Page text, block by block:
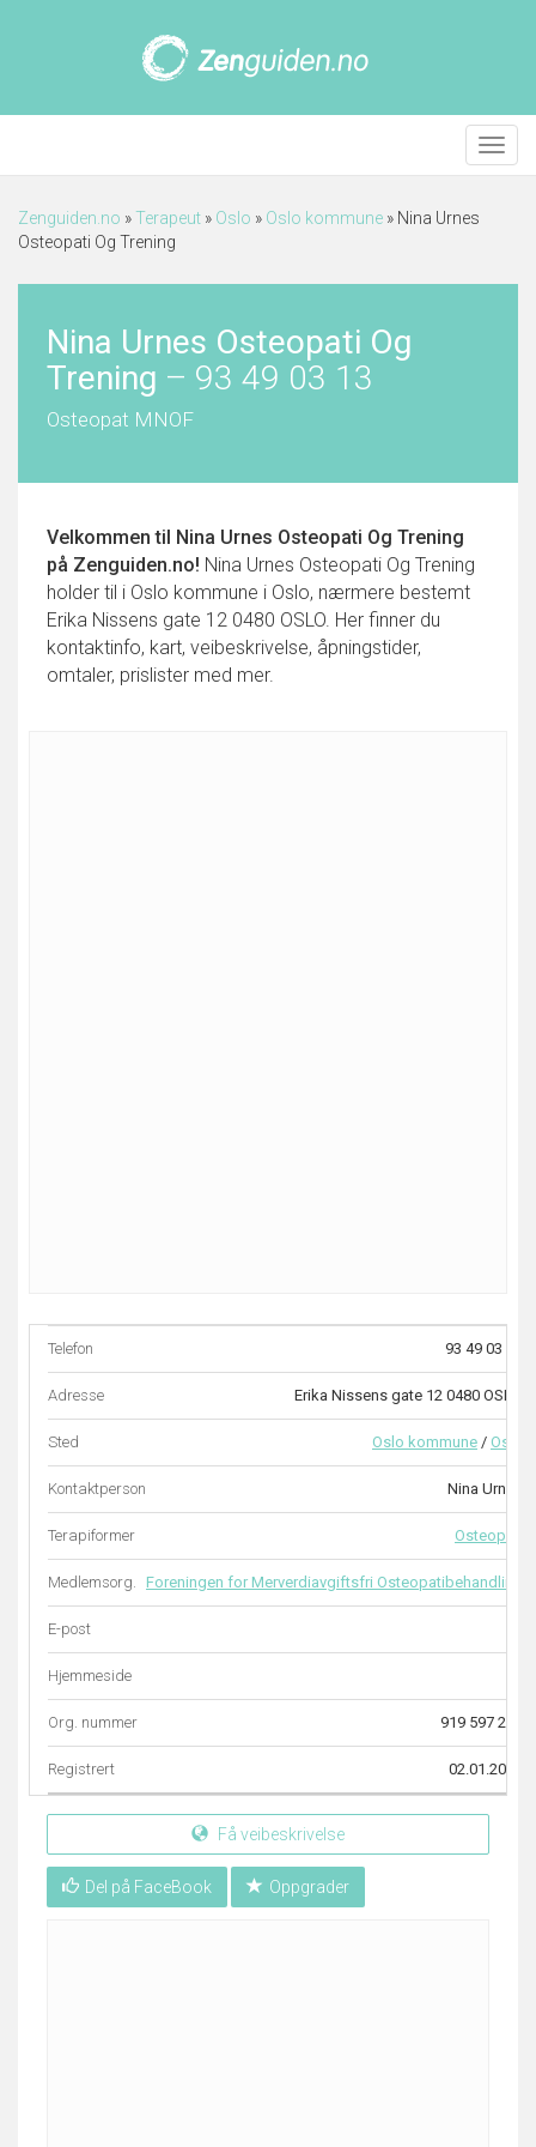
Meny
Zenguiden.no »Terapeut » Oslo » Oslo kommune » Nina Urnes
Osteopati Og Trening
Nina Urnes Osteopati Og
Trening – 93 49 03 13
Osteopat MNOF
Velkommen til Nina Urnes Osteopati Og Trening
på Zenguiden.no! Nina Urnes Osteopati Og Trening
holder til i Oslo kommune i Oslo, nærmere bestemt
Erika Nissens gate 12 0480 OSLO. Her finner du
kontaktinfo, kart, veibeskrivelse, åpningstider,
omtaler, prislister med mer.
Telefon 93 49 03 13
Adresse Erika Nissens gate 12 0480 OSLO
Sted Oslo kommune / Oslo
Kontaktperson Nina Urnes
Terapiformer Osteopati
Medlemsorg. Foreningen for Merverdiavgiftsfri Osteopatibehandling
E-post
Hjemmeside
Org. nummer 919 597 224
Registrert 02.01.2018
Få veibeskrivelse
Del på FaceBook Oppgrader